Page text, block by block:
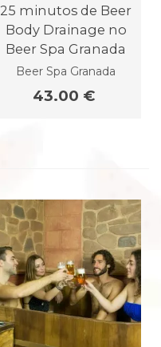
25 minutos de Beer
Body Drainage no
Beer Spa Granada
Beer Spa Granada
43.00 €